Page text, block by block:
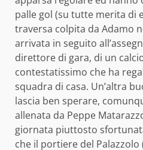
palle gol (su tutte merita di
traversa colpita da Adamo
arrivata in seguito
direttore di gara, di un
contestatissimo che ha
squadra di casa. Un’altra
lascia ben sperare,
allenata da Peppe
giornata piuttosto
che il portiere del